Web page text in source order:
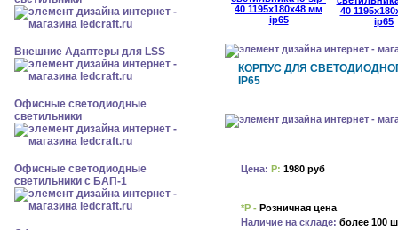
Внешние Адаптеры для LSS
Офисные светодиодные
светильники
Офисные светодиодные
светильники с БАП-1
КОРПУС ДЛЯ
IP65
Цена: Р: 1980 руб
*Р - Розничная цена
Наличие на складе: более 100